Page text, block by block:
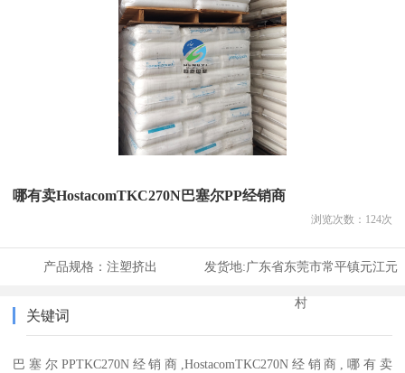
哪有卖HostacomTKC270N巴塞尔PP经销商
浏览次数： 124次
产品规格： 注塑挤出 发货地:广东省东莞市常平镇元江元
村
关键词
巴塞尔PPTKC270N经销商,HostacomTKC270N经销商,哪有卖